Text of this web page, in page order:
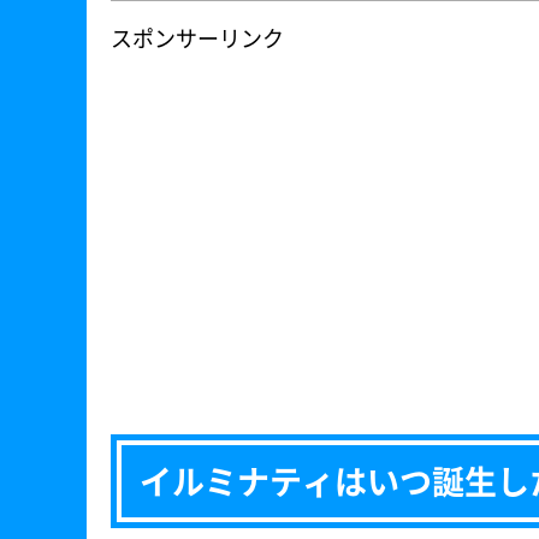
スポンサーリンク
イルミナティはいつ誕生